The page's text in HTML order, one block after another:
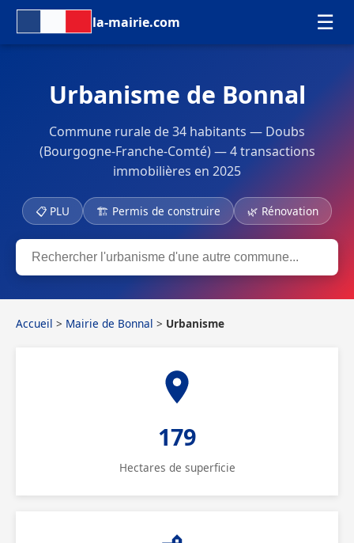
la-mairie.com ☰
Urbanisme de Bonnal
Commune rurale de 34 habitants — Doubs
(Bourgogne-Franche-Comté) — 4 transactions
immobilières en 2025
📋 PLU 🏗 Permis de construire 🌿 Rénovation
Accueil > Mairie de Bonnal > Urbanisme
179
Hectares de superficie